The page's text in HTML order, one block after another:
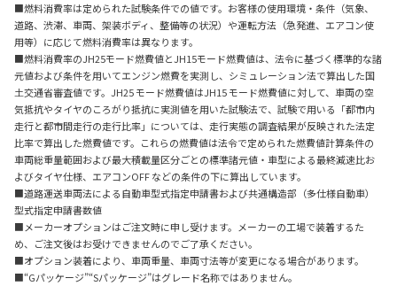
■燃料消費率は定められた試験条件での値です。お客様の使用環境・条件（気象、
道路、渋滞、車両、架装ボディ、整備等の状況）や運転方法（急発進、エアコン使
用等）に応じて燃料消費率は異なります。
■燃料消費率のJH25モード燃費値とJH15モード燃費値は、法令に基づく標準的な諸
元値および条件を用いてエンジン燃費を実測し、シミュレーション法で算出した国
土交通省審査値です。JH25 モード燃費値はJH15 モード燃費値に対して、車両の空
気抵抗やタイヤのころがり抵抗に実測値を用いた試験法で、試験で用いる「都市内
走行と都市間走行の走行比率」については、走行実態の調査結果が反映された法定
比率で算出した燃費値です。これらの燃費値は法令で定められた燃費値計算条件の
車両総重量範囲および最大積載量区分ごとの標準諸元値・車型による最終減速比お
よびタイヤ仕様、エアコンOFF などの条件の下に算出しています。
■道路運送車両法による自動車型式指定申請書および共通構造部（多仕様自動車）
型式指定申請書数値
■メーカーオプションはご注文時に申し受けます。メーカーの工場で装着するた
め、ご注文後はお受けできませんのでご了承ください。
■オプション装着により、車両重量、車両寸法等が変更になる場合があります。
■“Gパッケージ”“Sパッケージ”はグレード名称ではありません。